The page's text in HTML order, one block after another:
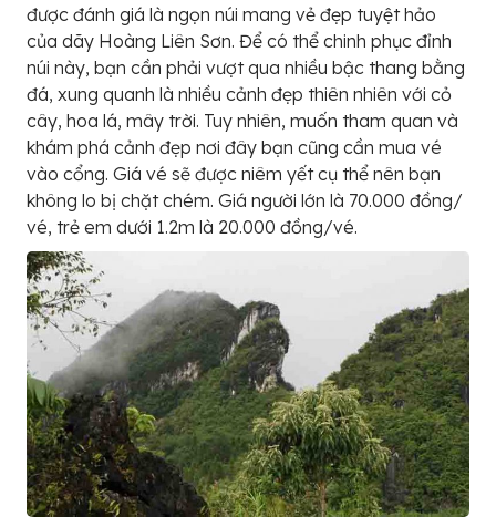
được đánh giá là ngọn núi mang vẻ đẹp tuyệt hảo
của dãy Hoàng Liên Sơn. Để có thể chinh phục đỉnh
núi này, bạn cần phải vượt qua nhiều bậc thang bằng
đá, xung quanh là nhiều cảnh đẹp thiên nhiên với cỏ
cây, hoa lá, mây trời. Tuy nhiên, muốn tham quan và
khám phá cảnh đẹp nơi đây bạn cũng cần mua vé
vào cổng. Giá vé sẽ được niêm yết cụ thể nên bạn
không lo bị chặt chém. Giá người lớn là 70.000 đồng/
vé, trẻ em dưới 1.2m là 20.000 đồng/vé.